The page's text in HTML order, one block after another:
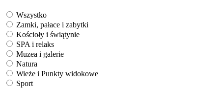
Wszystko
Zamki, pałace i zabytki
Kościoły i świątynie
SPA i relaks
Muzea i galerie
Natura
Wieże i Punkty widokowe
Sport